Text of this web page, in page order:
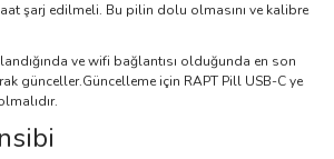
şarj edilmeli. Bu pilin dolu olmasını ve kalibre
ve wifi bağlantısı olduğunda en son
günceller.Güncelleme için RAPT Pill USB-C ye